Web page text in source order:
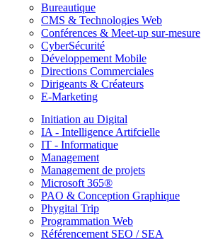
Bureautique
CMS & Technologies Web
Conférences & Meet-up sur-mesure
CyberSécurité
Développement Mobile
Directions Commerciales
Dirigeants & Créateurs
E-Marketing
Initiation au Digital
IA - Intelligence Artifcielle
IT - Informatique
Management
Management de projets
Microsoft 365®
PAO & Conception Graphique
Phygital Trip
Programmation Web
Référencement SEO / SEA